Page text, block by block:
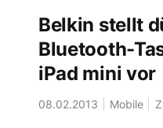
Belkin stellt
Bluetooth-
iPad mini vor
08.02.2013 Mobile